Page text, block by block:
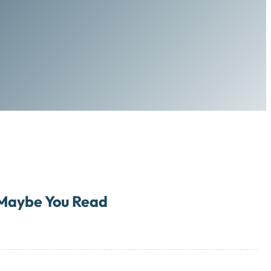
You Read